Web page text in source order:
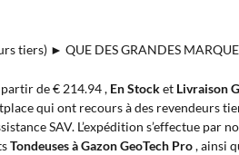
tiers) ► QUE DES GRANDES
de € 214.94 , En Stocket Livraison
qui ont recours à des revendeurs
SAV. L’expédition s’effectue par
Tondeuses à Gazon GeoTech Pro, ainsi